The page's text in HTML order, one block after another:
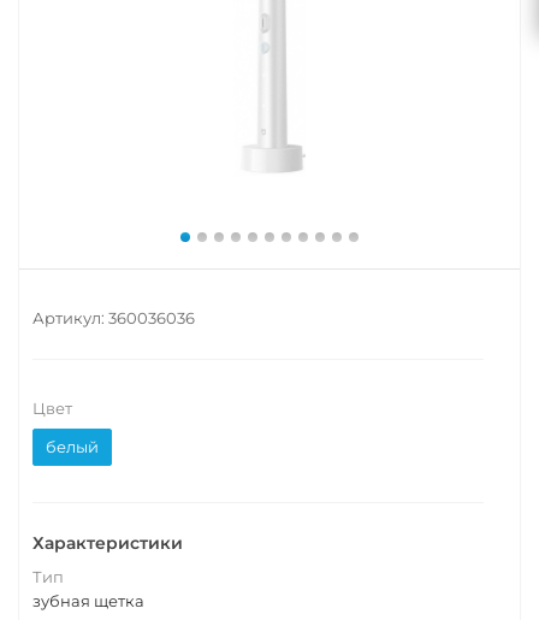
Артикул: 360036036
Цвет
белый
Характеристики
Тип
зубная щетка